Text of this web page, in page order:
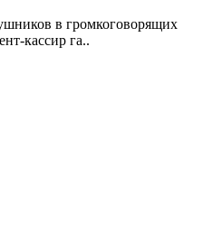
в громкоговорящих
кассир га..